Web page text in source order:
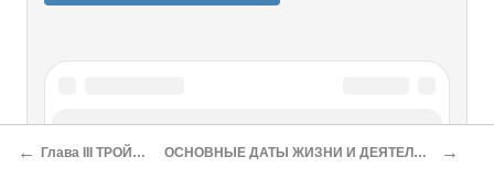
← Глава III ТРОЙНОЙ УСПЕХ ОСНОВНЫЕ ДАТЫ ЖИЗНИ И ДЕЯТЕЛЬНОСТИ В. Г. ГАЗЗАЕВА →